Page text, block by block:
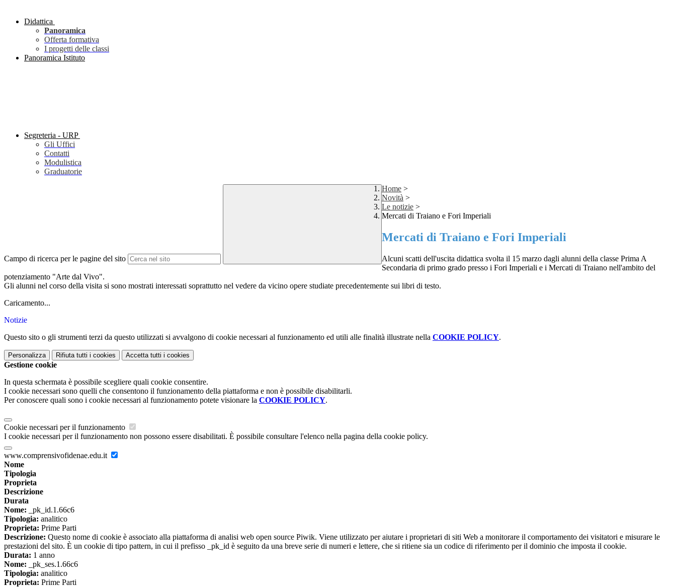
Didattica
Panoramica
Offerta formativa
I progetti delle classi
Panoramica Istituto
Segreteria - URP
Gli Uffici
Contatti
Modulistica
Graduatorie
Campo di ricerca per le pagine del sito
Home >
Novità >
Le notizie >
Mercati di Traiano e Fori Imperiali
Mercati di Traiano e Fori Imperiali
Alcuni scatti dell'uscita didattica svolta il 15 marzo dagli alunni della classe Prima A
Secondaria di primo grado presso i Fori Imperiali e i Mercati di Traiano nell'ambito del
potenziamento "Arte dal Vivo".
Gli alunni nel corso della visita si sono mostrati interessati soprattutto nel vedere da vicino opere studiate precedentemente sui libri di testo.
Caricamento...
Notizie
Questo sito o gli strumenti terzi da questo utilizzati si avvalgono di cookie necessari al funzionamento ed utili alle finalità illustrate nella COOKIE POLICY.
Personalizza Rifiuta tutti i cookies Accetta tutti i cookies
Gestione cookie
In questa schermata è possibile scegliere quali cookie consentire.
I cookie necessari sono quelli che consentono il funzionamento della piattaforma e non è possibile disabilitarli.
Per conoscere quali sono i cookie necessari al funzionamento potete visionare la COOKIE POLICY.
Cookie necessari per il funzionamento
I cookie necessari per il funzionamento non possono essere disabilitati. È possibile consultare l'elenco nella pagina della cookie policy.
www.comprensivofidenae.edu.it
Nome
Tipologia
Proprieta
Descrizione
Durata
Nome: _pk_id.1.66c6
Tipologia: analitico
Proprieta: Prime Parti
Descrizione: Questo nome di cookie è associato alla piattaforma di analisi web open source Piwik. Viene utilizzato per aiutare i proprietari di siti Web a monitorare il comportamento dei visitatori e misurare le
prestazioni del sito. È un cookie di tipo pattern, in cui il prefisso _pk_id è seguito da una breve serie di numeri e lettere, che si ritiene sia un codice di riferimento per il dominio che imposta il cookie.
Durata: 1 anno
Nome: _pk_ses.1.66c6
Tipologia: analitico
Proprieta: Prime Parti